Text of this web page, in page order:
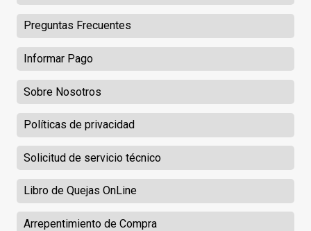
Preguntas Frecuentes
Informar Pago
Sobre Nosotros
Políticas de privacidad
Solicitud de servicio técnico
Libro de Quejas OnLine
Arrepentimiento de Compra